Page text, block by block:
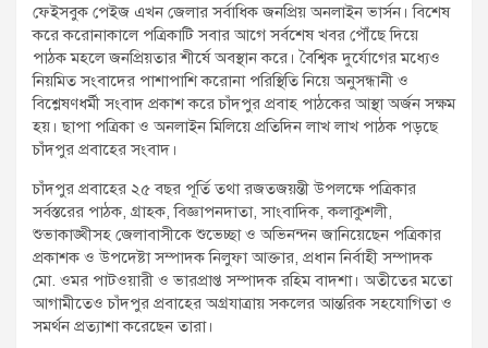
ফেইসবুক পেইজ এখন জেলার সর্বাধিক জনপ্রিয় অনলাইন ভার্সন। বিশেষ
করে করোনাকালে পত্রিকাটি সবার আগে সর্বশেষ খবর পৌঁছে দিয়ে
পাঠক মহলে জনপ্রিয়তার শীর্ষে অবস্থান করে। বৈশ্বিক দুর্যোগের মধ্যেও
নিয়মিত সংবাদের পাশাপাশি করোনা পরিস্থিতি নিয়ে অনুসন্ধানী ও
বিশ্লেষণধর্মী সংবাদ প্রকাশ করে চাঁদপুর প্রবাহ পাঠকের আস্থা অর্জন সক্ষম
হয়। ছাপা পত্রিকা ও অনলাইন মিলিয়ে প্রতিদিন লাখ লাখ পাঠক পড়ছে
চাঁদপুর প্রবাহের সংবাদ।
চাঁদপুর প্রবাহের ২৫ বছর পূর্তি তথা রজতজয়ন্তী উপলক্ষে পত্রিকার
সর্বস্তরের পাঠক, গ্রাহক, বিজ্ঞাপনদাতা, সাংবাদিক, কলাকুশলী,
শুভাকাঙ্খীসহ জেলাবাসীকে শুভেচ্ছা ও অভিনন্দন জানিয়েছেন পত্রিকার
প্রকাশক ও উপদেষ্টা সম্পাদক নিলুফা আক্তার, প্রধান নির্বাহী সম্পাদক
মো. ওমর পাটওয়ারী ও ভারপ্রাপ্ত সম্পাদক রহিম বাদশা। অতীতের মতো
আগামীতেও চাঁদপুর প্রবাহের অগ্রযাত্রায় সকলের আন্তরিক সহযোগিতা ও
সমর্থন প্রত্যাশা করেছেন তারা।